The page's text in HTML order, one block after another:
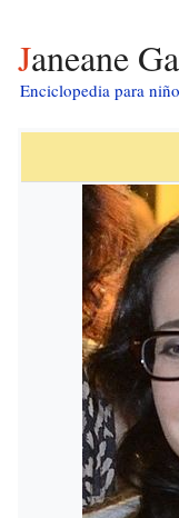
Janeane
Enciclopedia para